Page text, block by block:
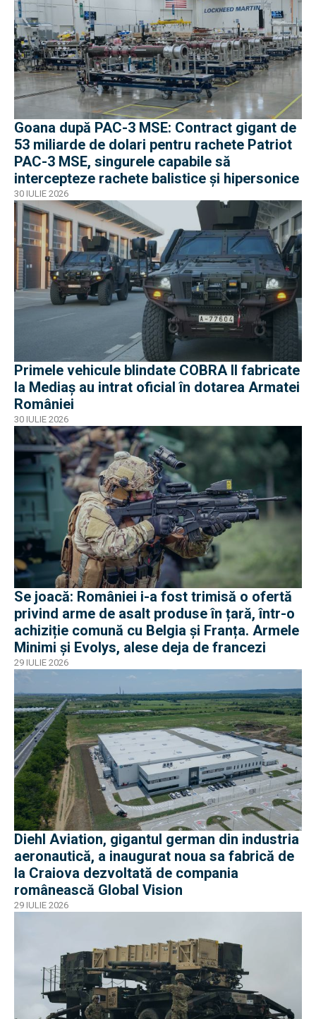
Goana după PAC-3 MSE: Contract gigant de
53 miliarde de dolari pentru rachete Patriot
PAC-3 MSE, singurele capabile să
intercepteze rachete balistice și hipersonice
30 IULIE 2026
Primele vehicule blindate COBRA II fabricate
la Mediaș au intrat oficial în dotarea Armatei
României
30 IULIE 2026
Se joacă: României i-a fost trimisă o ofertă
privind arme de asalt produse în țară, într-o
achiziție comună cu Belgia și Franța. Armele
Minimi și Evolys, alese deja de francezi
29 IULIE 2026
Diehl Aviation, gigantul german din industria
aeronautică, a inaugurat noua sa fabrică de
la Craiova dezvoltată de compania
românească Global Vision
29 IULIE 2026